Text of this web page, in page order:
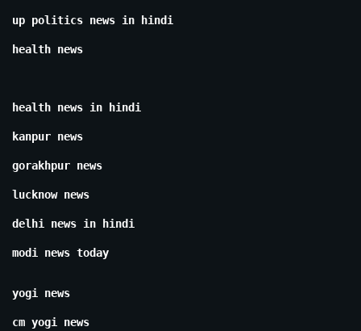
up politics news in hindi
health news
health news in hindi
kanpur news
gorakhpur news
lucknow news
delhi news in hindi
modi news today
yogi news
cm yogi news